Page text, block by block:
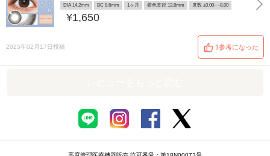
DIA 14.2mm BC 8.6mm 1ヶ月 着色直径 13.8mm 度数 ±0.00~ -8.00
¥1,650
2025年02月17日投稿 1参考になった